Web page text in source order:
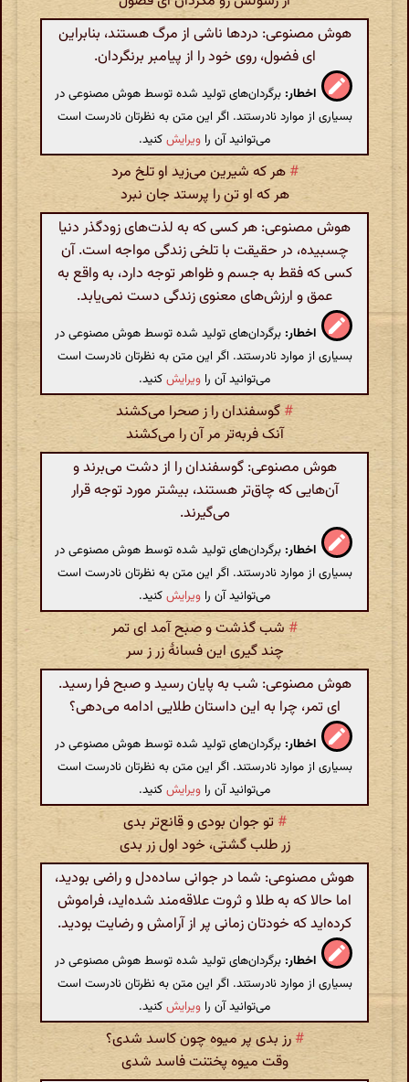
هوش مصنوعی: دردها ناشی از مرگ هستند، بنابراین
ای فضول، روی خود را از پیامبر برنگردان.
اخطار: برگردان‌های تولید شده توسط هوش مصنوعی در
بسیاری از موارد نادرستند. اگر این متن به نظرتان نادرست است
می‌توانید آن را ویرایشکنید.
# هر که شیرین می‌زید او تلخ مرد
هر که او تن را پرستد جان نبرد
هوش مصنوعی: هر کسی که به لذت‌های زودگذر دنیا
چسبیده، در حقیقت با تلخی زندگی مواجه است. آن
کسی که فقط به جسم و ظواهر توجه دارد، به واقع به
عمق و ارزش‌های معنوی زندگی دست نمی‌یابد.
اخطار: برگردان‌های تولید شده توسط هوش مصنوعی در
بسیاری از موارد نادرستند. اگر این متن به نظرتان نادرست است
می‌توانید آن را ویرایشکنید.
#گوسفندان را ز صحرا می‌کشند
آنک فربه‌تر مر آن را می‌کشند
هوش مصنوعی: گوسفندان را از دشت می‌برند و
آن‌هایی که چاق‌تر هستند، بیشتر مورد توجه قرار
می‌گیرند.
اخطار: برگردان‌های تولید شده توسط هوش مصنوعی در
بسیاری از موارد نادرستند. اگر این متن به نظرتان نادرست است
می‌توانید آن را ویرایشکنید.
# شب گذشت و صبح آمد ای تمر
چند گیری این فسانهٔ زر ز سر
هوش مصنوعی: شب به پایان رسید و صبح فرا رسید.
ای تمر، چرا به این داستان طلایی ادامه می‌دهی؟
اخطار: برگردان‌های تولید شده توسط هوش مصنوعی در
بسیاری از موارد نادرستند. اگر این متن به نظرتان نادرست است
می‌توانید آن را ویرایشکنید.
# تو جوان بودی و قانع‌تر بدی
زر طلب گشتی، خود اول زر بدی
هوش مصنوعی: شما در جوانی ساده‌دل و راضی بودید،
اما حالا که به طلا و ثروت علاقه‌مند شده‌اید، فراموش
کرده‌اید که خودتان زمانی پر از آرامش و رضایت بودید.
اخطار: برگردان‌های تولید شده توسط هوش مصنوعی در
بسیاری از موارد نادرستند. اگر این متن به نظرتان نادرست است
می‌توانید آن را ویرایشکنید.
# رز بدی پر میوه چون کاسد شدی؟
وقت میوه پختنت فاسد شدی